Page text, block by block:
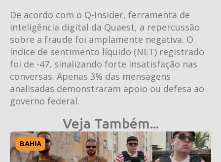
De acordo com o Q-Insider, ferramenta de
inteligência digital da Quaest, a repercussão
sobre a fraude foi amplamente negativa. O
índice de sentimento líquido (NET) registrado
foi de -47, sinalizando forte insatisfação nas
conversas. Apenas 3% das mensagens
analisadas demonstraram apoio ou defesa ao
governo federal.
Veja Também...
BAHIA